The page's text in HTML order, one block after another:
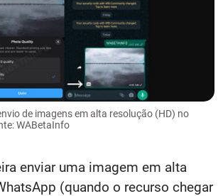
de imagens em alta resolução (HD) no
WABetaInfo
enviar uma imagem em alta
(quando o recurso chegar